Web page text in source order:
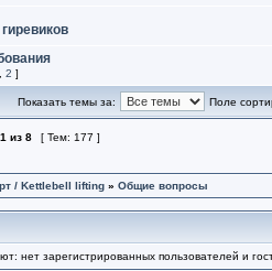
2 ]
Показать темы за: Поле
1 из 8 [ Тем: 177 ]
/ Kettlebell lifting » Общие вопросы
нет зарегистрированных пользователей и